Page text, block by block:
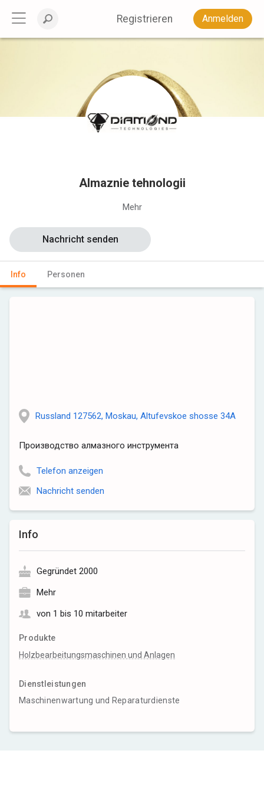
Registrieren Anmelden
Almaznie tehnologii
Mehr
Info Personen
Nachricht senden
Info
Gegründet 2000
Mehr
von 1 bis 10 mitarbeiter
Produkte
Holzbearbeitungsmaschinen und Anlagen
Dienstleistungen
Maschinenwartung und Reparaturdienste
Russland 127562, Moskau, Altufevskoe shosse 34A
Производство алмазного инструмента
Telefon anzeigen
Nachricht senden